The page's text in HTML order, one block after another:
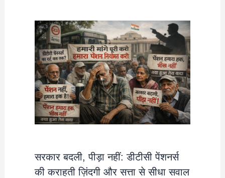
सरकार बदली, पीड़ा नहीं: डीटीसी पेंशनर्स
की कराहती ज़िंदगी और सत्ता से सीधा सवाल